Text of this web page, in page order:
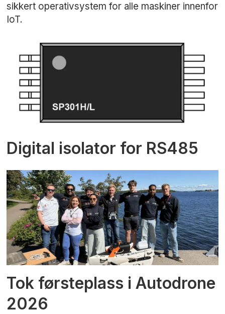
sikkert operativsystem for alle maskiner innenfor
IoT.
Digital isolator for RS485
Tok førsteplass i Autodrone
2026